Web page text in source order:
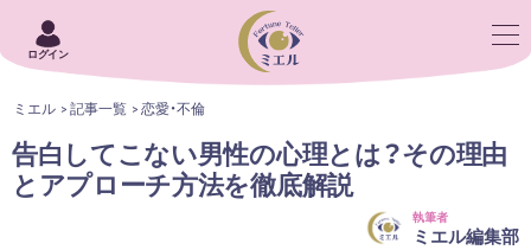
ログイン
ミエル 記事一覧 恋愛・不倫
告白してこない男性の心理とは？その理由
とアプローチ方法を徹底解説
執筆者
ミエル編集部